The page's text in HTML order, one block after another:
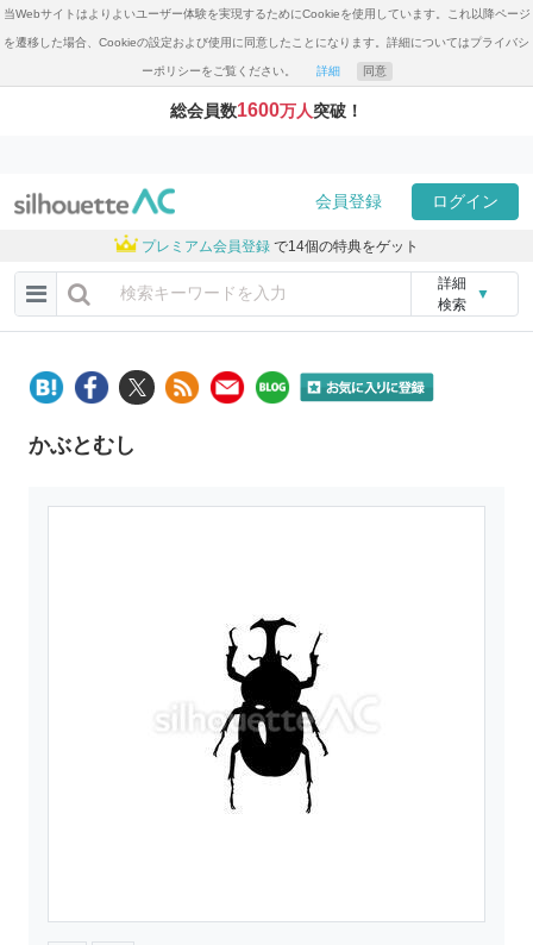
当Webサイトはよりよいユーザー体験を実現するためにCookieを使用しています。これ以降ページ
を遷移した場合、Cookieの設定および使用に同意したことになります。詳細についてはプライバシ
ーポリシーをご覧ください。 詳細 同意
総会員数1600万人突破！
会員登録 ログイン
プレミアム会員登録 で14個の特典をゲット
詳細
検索
▼
かぶとむし